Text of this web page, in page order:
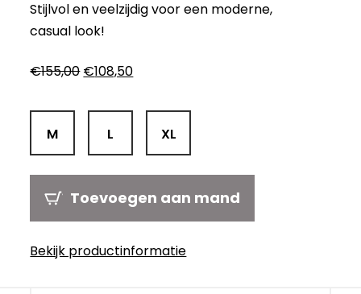
Stijlvol en veelzijdig voor een moderne,
casual look!
€155,00 Oorspronkelijke
was:
€155,00.
€108,50Huidige
is:
€108,50.
M L XL
Toevoegen aan mand
Bekijk productinformatie